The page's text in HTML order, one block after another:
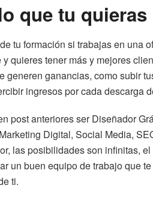
que tu quieras
tu formación si trabajas en una
quieres tener más y mejores
generen ganancias, como subir
ingresos por cada descarga
post anteriores ser Diseñador
Digital, Social Media,
las posibilidades son infinitas,
un buen equipo de trabajo que
ti.